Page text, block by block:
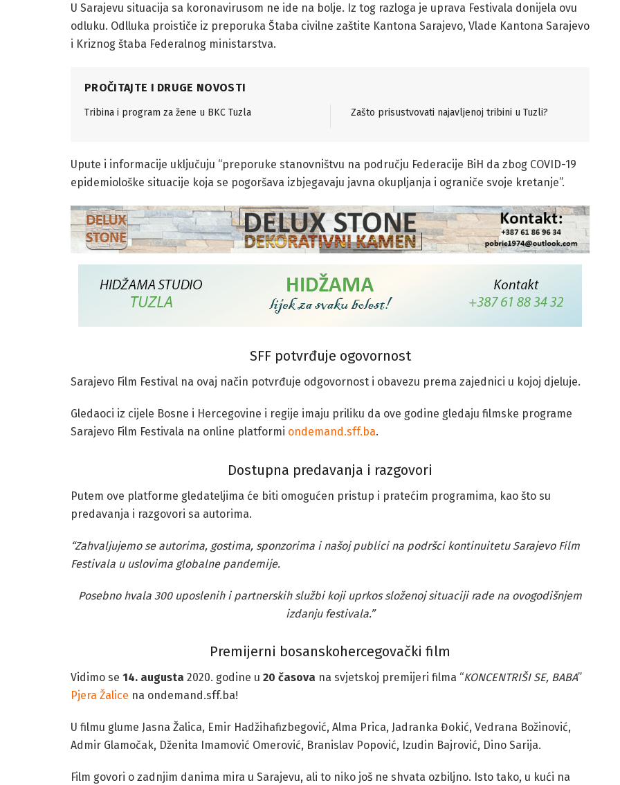
U Sarajevu situacija sa koronavirusom ne ide na bolje. Iz tog razloga je uprava Festivala donijela ovu
odluku. Odlluka proističe iz preporuka Štaba civilne zaštite Kantona Sarajevo, Vlade Kantona Sarajevo
i Kriznog štaba Federalnog ministarstva.
PROČITAJTE I DRUGE NOVOSTI
Tribina i program za žene u BKC Tuzla Zašto prisustvovati najavljenoj tribini u Tuzli?
Upute i informacije uključuju “preporuke stanovništvu na području Federacije BiH da zbog COVID-19
epidemiološke situacije koja se pogoršava izbjegavaju javna okupljanja i ograniče svoje kretanje”.
SFF potvrđuje ogovornost
Sarajevo Film Festival na ovaj način potvrđuje odgovornost i obavezu prema zajednici u kojoj djeluje.
Gledaoci iz cijele Bosne i Hercegovine i regije imaju priliku da ove godine gledaju filmske programe
Sarajevo Film Festivala na online platformi ondemand.sff.ba.
Dostupna predavanja i razgovori
Putem ove platforme gledateljima će biti omogućen pristup i pratećim programima, kao što su
predavanja i razgovori sa autorima.
“Zahvaljujemo se autorima, gostima, sponzorima i našoj publici na podršci kontinuitetu Sarajevo Film
Festivala u uslovima globalne pandemije.
Posebno hvala 300 uposlenih i partnerskih službi koji uprkos složenoj situaciji rade na ovogodišnjem
izdanju festivala.”
Premijerni bosanskohercegovački film
Vidimo se 14. augusta 2020. godine u 20 časova na svjetskoj premijeri filma “KONCENTRIŠI SE, BABA”
Pjera Žalice na ondemand.sff.ba!
U filmu glume Jasna Žalica, Emir Hadžihafizbegović, Alma Prica, Jadranka Đokić, Vedrana Božinović,
Admir Glamočak, Dženita Imamović Omerović, Branislav Popović, Izudin Bajrović, Dino Sarija.
Film govori o zadnjim danima mira u Sarajevu, ali to niko još ne shvata ozbiljno. Isto tako, u kući na